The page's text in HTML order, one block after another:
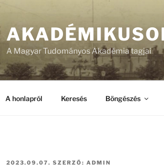
A Magyar Tudományos Akadémia tagjai
A honlapról Keresés Böngészés
BEKÜLDVE:
2023.09.07. SZERZŐ: ADMIN